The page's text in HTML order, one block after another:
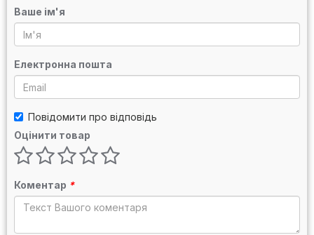
Ваше ім'я
Електронна пошта
Повідомити про відповідь
Оцінити товар
Коментар *